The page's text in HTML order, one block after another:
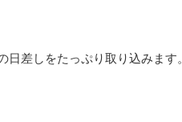
差しをたっぷり取り込みます。